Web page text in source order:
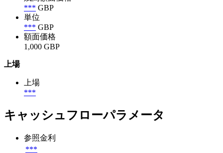
*** GBP
単位
*** GBP
額面価格
1,000 GBP
上場
上場
***
キャッシュフローパラメータ
参照金利
***